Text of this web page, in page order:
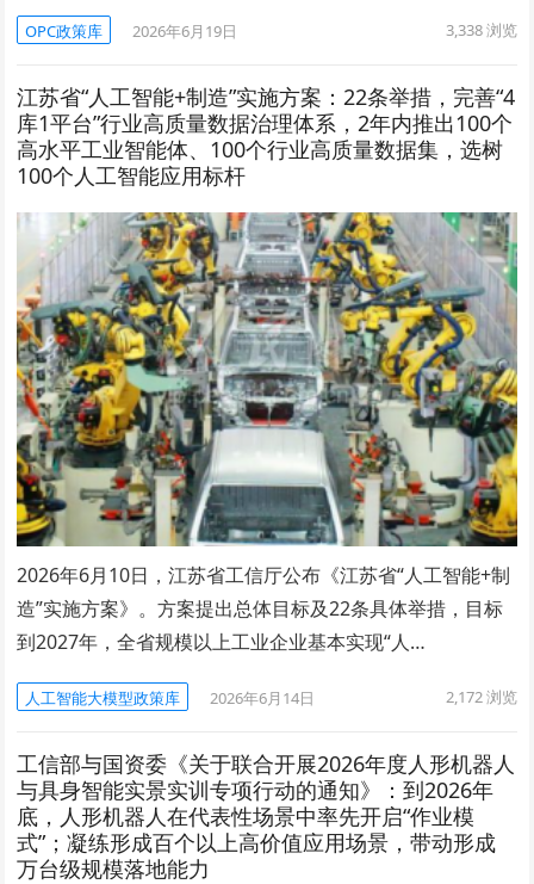
OPC政策库 2026年6月19日 3,338浏览
江苏省“人工智能+制造”实施方案：22条举措，完善“4
库1平台”行业高质量数据治理体系，2年内推出100个
高水平工业智能体、100个行业高质量数据集，选树
100个人工智能应用标杆
2026年6月10日，江苏省工信厅公布《江苏省“人工智能+制
造”实施方案》。方案提出总体目标及22条具体举措，目标
到2027年，全省规模以上工业企业基本实现“人…
人工智能大模型政策库 2026年6月14日 2,172浏览
工信部与国资委《关于联合开展2026年度人形机器人
与具身智能实景实训专项行动的通知》：到2026年
底，人形机器人在代表性场景中率先开启“作业模
式”；凝练形成百个以上高价值应用场景，带动形成
万台级规模落地能力